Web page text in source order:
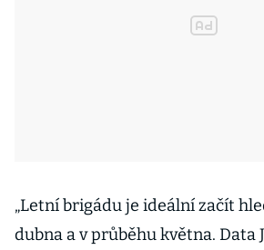
„Letní brigádu je ideální začít
dubna a v průběhu května. Data